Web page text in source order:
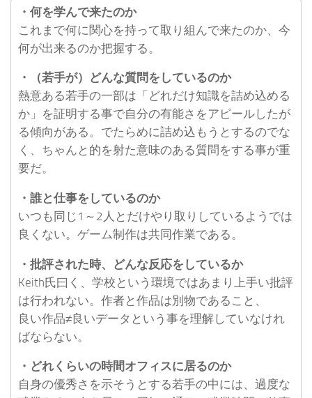
・何を学んで来たのか
これまで何に関心を持って取り組んで来たのか、今
何が出来るのか把握する。
・（若手が）どんな質問をしているのか
熱意ある若手の一部は「どれだけ知識を詰め込める
か」を証明する事で自分の有能さをアピールしたが
る傾向がある。でたらめに詰め込もうとするのでな
く、ちゃんと的を射た意味のある質問をする事が重
要だ。
・誰と仕事をしているのか
いつも同じ1～2人とだけやり取りしているようでは
良くない。ゲーム制作は共同作業である。
・批評された時、どんな反応をしているか
Keith氏曰く、学校という環境ではあまり上手い批評
は行われない。作者と作品は別物であること、
良い作品≠良いデータという事を理解していなけれ
ばならない。
・どれくらいの時間オフィスに居るのか
自身の優秀さを示そうとする若手の中には、過度な